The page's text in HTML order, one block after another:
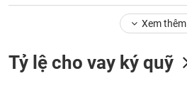
Xem thêm
Tỷ lệ cho vay ký quỹ
BẤT
ĐỘNG